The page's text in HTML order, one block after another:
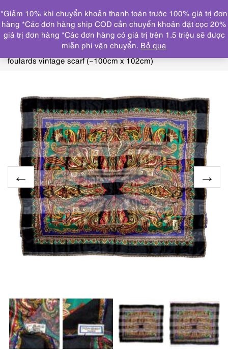
DANH MỤC
Trang chủ KHĂN, CÀ VẠT
HERMES, GUCCI, DIOR,
1033-Khăn lụa vuông-Yves Saint Laurent
foulards vintage scarf (~100cm x 102cm)
*Giảm 10% khi chuyển khoản thanh toán trước 100% giá trị đơn
hàng *Các đơn hàng ship COD cần chuyển khoản đặt cọc 20%
giá trị đơn hàng *Các đơn hàng có giá trị trên 1.5 triệu sẽ được
miễn phí vận chuyển. Bỏ qua